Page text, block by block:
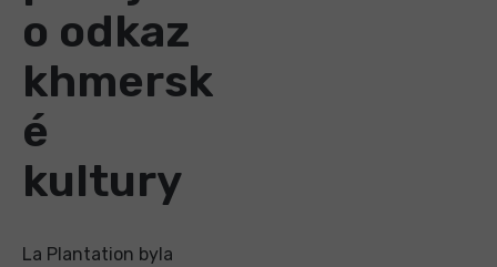
o odkaz
khmersk
é
kultury
La Plantation byla